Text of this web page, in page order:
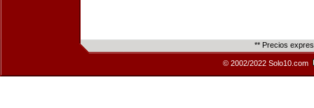
** Precios
© 2002/2022 Solo10.com